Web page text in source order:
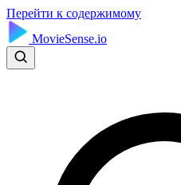
Перейти к содержимому
MovieSense.io